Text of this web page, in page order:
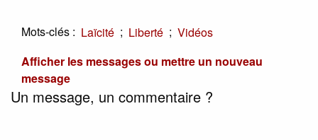
Mots-clés : Laïcité ; Liberté ; Vidéos
Afficher les messages ou mettre un nouveau
message
Un message, un commentaire ?